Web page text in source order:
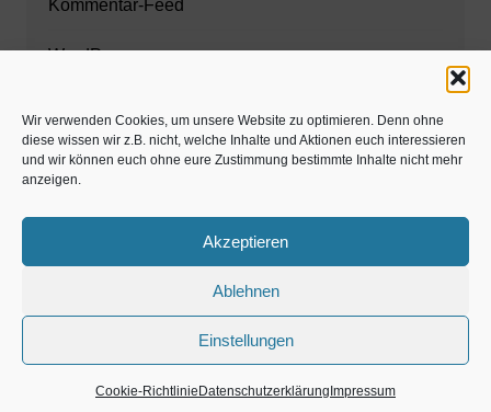
Wir verwenden Cookies, um unsere Website zu optimieren. Denn ohne
diese wissen wir z.B. nicht, welche Inhalte und Aktionen euch interessieren
und wir können euch ohne eure Zustimmung bestimmte Inhalte nicht mehr
anzeigen.
Akzeptieren
Ablehnen
Einstellungen
Cookie-Richtlinie Datenschutzerklärung Impressum
Kommentar-Feed
WordPress.org
Zahnarzt München
www.estaregistrierung.org – ESTA
©familös - dieTestfamilie -
Weihnachten, Adventszeit
Magazin Gastartikel